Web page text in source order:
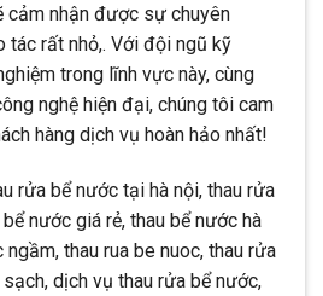
cảm nhận được sự chuyên
tác rất nhỏ,. Với đội ngũ kỹ
trong lĩnh vực này, cùng
nghệ hiện đại, chúng tôi cam
hàng dịch vụ hoàn hảo nhất!
rửa bể nước tại hà nội, thau rửa
nước giá rẻ, thau bể nước hà
thau rua be nuoc, thau rửa
dịch vụ thau rửa bể nước,